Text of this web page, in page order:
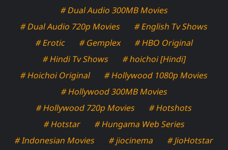
# Dual Audio 300MB Movies
# Dual Audio 720p Movies
# English Tv Shows
# Erotic
# Gemplex
# HBO Original
# Hindi Tv Shows
# hoichoi [Hindi]
# Hoichoi Original
# Hollywood 1080p Movies
# Hollywood 300MB Movies
# Hollywood 720p Movies
# Hotshots
# Hotstar
# Hungama Web Series
# Indonesian Movies
# jiocinema
# JioHotstar